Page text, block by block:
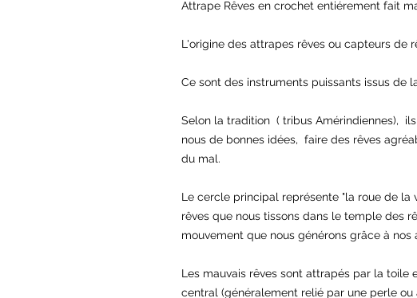
Attrape Rêves en crochet entiérement fait
L'origine des attrapes rêves ou capteurs de
Ce sont des instruments puissants issus de
Selon la tradition  ( tribus Amérindiennes),
nous de bonnes idées,  faire des rêves
du mal.
Le cercle principal représente "la roue de la
rêves que nous tissons dans le temple des
mouvement que nous générons grâce à nos
Les mauvais rêves sont attrapés par la toile
central (généralement relié par une perle ou